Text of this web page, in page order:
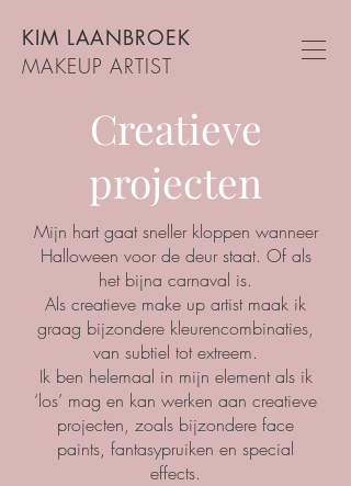
KIM LAANBROEK
MAKEUP ARTIST
Creatieve
projecten
Mijn hart gaat sneller kloppen wanneer
Halloween voor de deur staat. Of als
het bijna carnaval is.
Als creatieve make up artist maak ik
graag bijzondere kleurencombinaties,
van subtiel tot extreem.
Ik ben helemaal in mijn element als ik
‘los’ mag en kan werken aan creatieve
projecten, zoals bijzondere face
paints, fantasypruiken en special
effects.